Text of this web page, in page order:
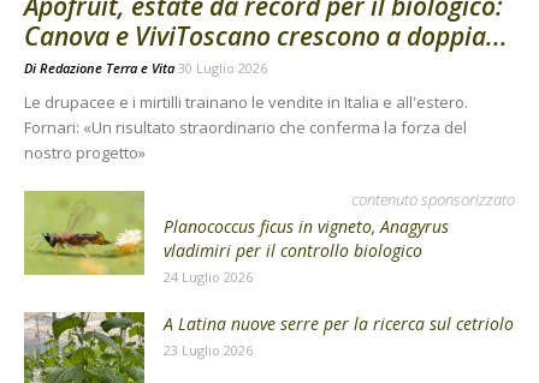
Canova e ViviToscano crescono a doppia...
Di Redazione Terra e Vita 30 Luglio 2026
Le drupacee e i mirtilli trainano le vendite in Italia e all'estero.
Fornari: «Un risultato straordinario che conferma la forza del
nostro progetto»
contenuto sponsorizzato
Planococcus ficus in vigneto, Anagyrus
vladimiri per il controllo biologico
24 Luglio 2026
A Latina nuove serre per la ricerca sul cetriolo
23 Luglio 2026